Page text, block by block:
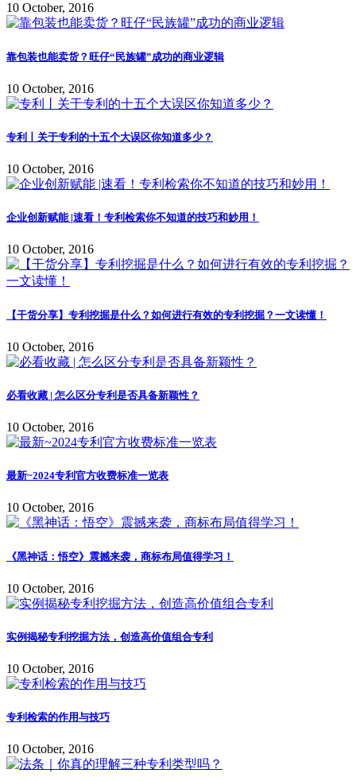
10 October, 2016
靠包装也能卖货？旺仔“民族罐”成功的商业逻辑
10 October, 2016
专利丨关于专利的十五个大误区你知道多少？
10 October, 2016
企业创新赋能 |速看！专利检索你不知道的技巧和妙用！
10 October, 2016
【干货分享】专利挖掘是什么？如何进行有效的专利挖掘？一文读懂！
10 October, 2016
必看收藏 | 怎么区分专利是否具备新颖性？
10 October, 2016
最新~2024专利官方收费标准一览表
10 October, 2016
《黑神话：悟空》震撼来袭，商标布局值得学习！
10 October, 2016
实例揭秘专利挖掘方法，创造高价值组合专利
10 October, 2016
专利检索的作用与技巧
10 October, 2016